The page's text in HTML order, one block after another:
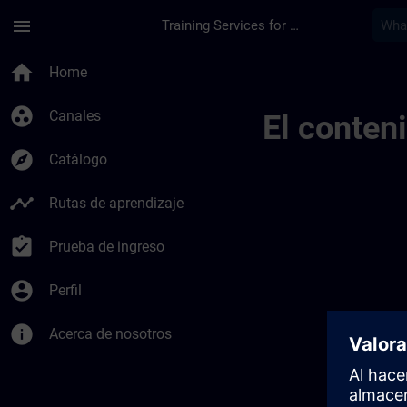
menu Training Services for Digital Industries
home Home
group_work Canales
explore Catálogo
timeline Rutas de aprendizaje
assignment_turned_in Prueba de ingreso
account_circle Perfil
info Acerca de nosotros
El